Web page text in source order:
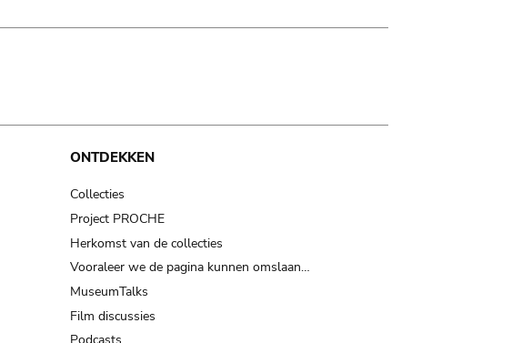
ONTDEKKEN
Collecties
Project PROCHE
Herkomst van de collecties
Vooraleer we de pagina kunnen omslaan…
MuseumTalks
Film discussies